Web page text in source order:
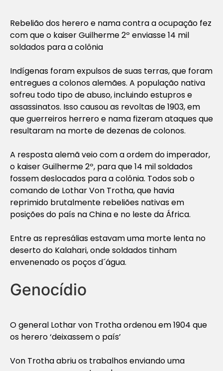
Rebelião dos herero e nama contra a ocupação fez
com que o kaiser Guilherme 2º enviasse 14 mil
soldados para a colônia
Indígenas foram expulsos de suas terras, que foram
entregues a colonos alemães. A população nativa
sofreu todo tipo de abuso, incluindo estupros e
assassinatos. Isso causou as revoltas de 1903, em
que guerreiros herrero e nama fizeram ataques que
resultaram na morte de dezenas de colonos.
A resposta alemã veio com a ordem do imperador,
o kaiser Guilherme 2º, para que 14 mil soldados
fossem deslocados para a colônia. Todos sob o
comando de Lothar Von Trotha, que havia
reprimido brutalmente rebeliões nativas em
posições do país na China e no leste da África.
Entre as represálias estavam uma morte lenta no
deserto do Kalahari, onde soldados tinham
envenenado os poços d´água.
Genocídio
O general Lothar von Trotha ordenou em 1904 que
os herero ‘deixassem o país’
Von Trotha abriu os trabalhos enviando uma